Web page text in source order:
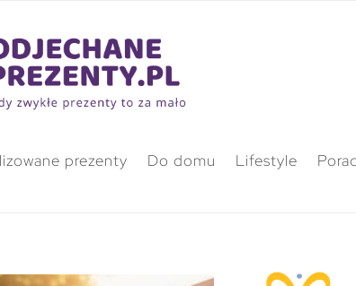
prezenty Do domu Lifestyle